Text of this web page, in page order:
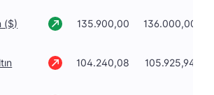
($) 135.900,00 136.000,00
104.240,08 105.925,94